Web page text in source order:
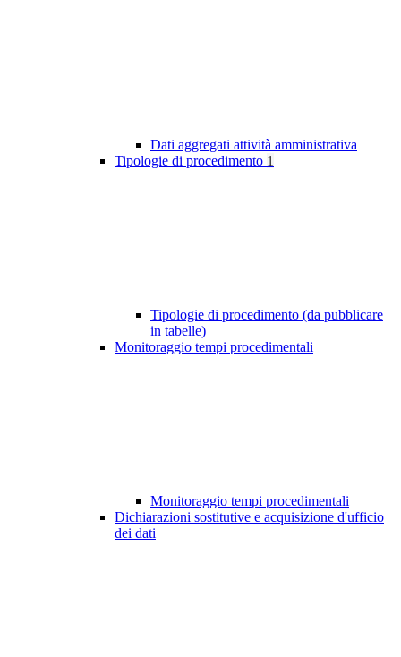
Dati aggregati attività amministrativa
Tipologie di procedimento 1
Tipologie di procedimento (da pubblicare
in tabelle)
Monitoraggio tempi procedimentali
Monitoraggio tempi procedimentali
Dichiarazioni sostitutive e acquisizione d'ufficio
dei dati